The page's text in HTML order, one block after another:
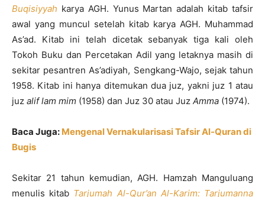
Buqisiyyah karya AGH. Yunus Martan adalah kitab tafsir
awal yang muncul setelah kitab karya AGH. Muhammad
As’ad. Kitab ini telah dicetak sebanyak tiga kali oleh
Tokoh Buku dan Percetakan Adil yang letaknya masih di
sekitar pesantren As’adiyah, Sengkang-Wajo, sejak tahun
1958. Kitab ini hanya ditemukan dua juz, yakni juz 1 atau
juz alif lam mim (1958) dan Juz 30 atau Juz Amma (1974).
Baca Juga: Mengenal Vernakularisasi Tafsir Al-Quran di
Bugis
Sekitar 21 tahun kemudian, AGH. Hamzah Manguluang
menulis kitab Tarjumah Al-Qur’an Al-Karim: Tarjumanna